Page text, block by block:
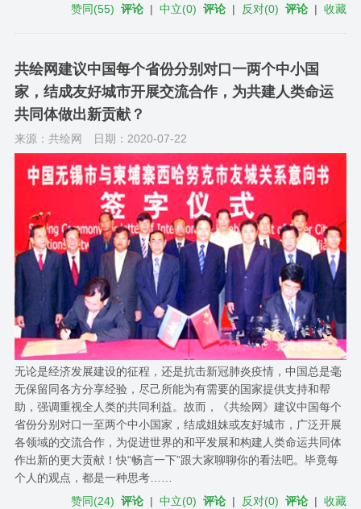
赞同(55) 评论 |中立(0) 评论 | 反对(0) 评论 |收藏
共绘网建议中国每个省份分别对口一两个中小国
家，结成友好城市开展交流合作，为共建人类命运
共同体做出新贡献？
来源：共绘网 日期：2020-07-22
无论是经济发展建设的征程，还是抗击新冠肺炎疫情，中国总是毫
无保留同各方分享经验，尽己所能为有需要的国家提供支持和帮
助，强调重视全人类的共同利益。故而，《共绘网》建议中国每个
省份分别对口一至两个中小国家，结成姐妹或友好城市，广泛开展
各领域的交流合作，为促进世界的和平发展和构建人类命运共同体
作出新的更大贡献！快“畅言一下”跟大家聊聊你的看法吧。毕竟每
个人的观点，都是一种思考……
赞同(24) 评论 |中立(0) 评论 | 反对(0) 评论 |收藏